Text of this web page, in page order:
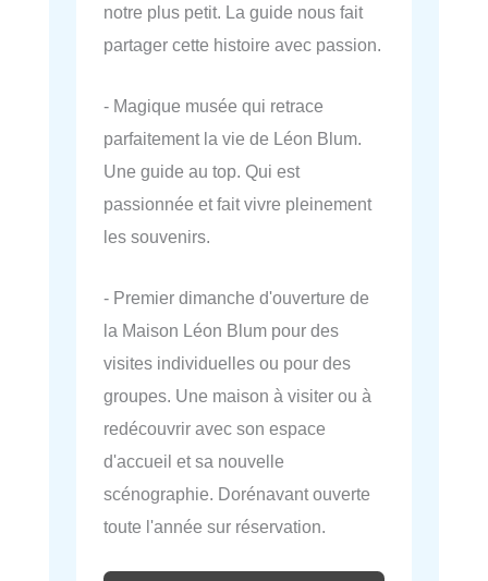
notre plus petit. La guide nous fait
partager cette histoire avec passion.
- Magique musée qui retrace
parfaitement la vie de Léon Blum.
Une guide au top. Qui est
passionnée et fait vivre pleinement
les souvenirs.
- Premier dimanche d'ouverture de
la Maison Léon Blum pour des
visites individuelles ou pour des
groupes. Une maison à visiter ou à
redécouvrir avec son espace
d'accueil et sa nouvelle
scénographie. Dorénavant ouverte
toute l'année sur réservation.